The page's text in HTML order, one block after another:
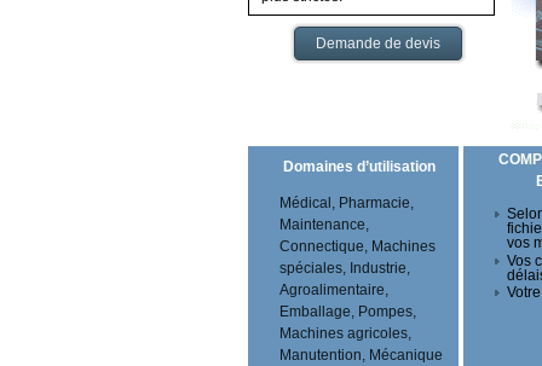
Demande de devis
Domaines d’utilisation
Médical, Pharmacie,
Maintenance,
Connectique, Machines
spéciales, Industrie,
Agroalimentaire,
Emballage, Pompes,
Machines agricoles,
Manutention, Mécanique
vos
Vos